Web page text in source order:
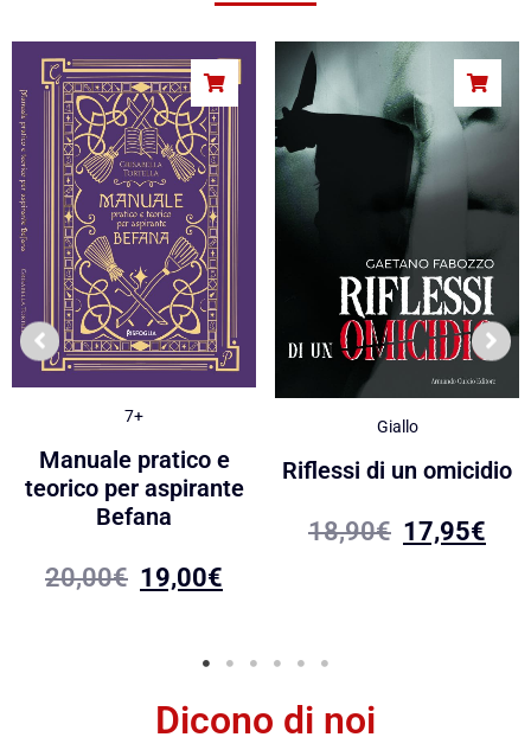
7+
Manuale pratico e
teorico per aspirante
Befana
20,00€ 19,00€
Giallo
Riflessi di un omicidio
18,90€ 17,95€
Dicono di noi